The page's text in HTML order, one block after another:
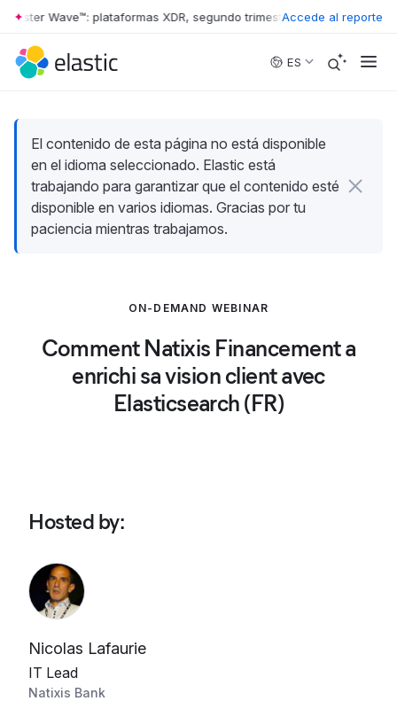
Skip to main content
Wave™: plataformas XDR, segundo trimestre de 2026 • The
Accede al reporte
ES
El contenido de esta página no está disponible
en el idioma seleccionado. Elastic está
trabajando para garantizar que el contenido esté
disponible en varios idiomas. Gracias por tu
paciencia mientras trabajamos.
ON-DEMAND WEBINAR
Comment Natixis Financement a
enrichi sa vision client avec
Elasticsearch (FR)
Hosted by:
Nicolas Lafaurie
IT Lead
Natixis Bank